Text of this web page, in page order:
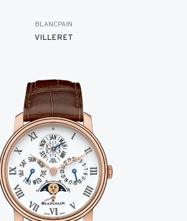
BLANCPAIN
VILLERET